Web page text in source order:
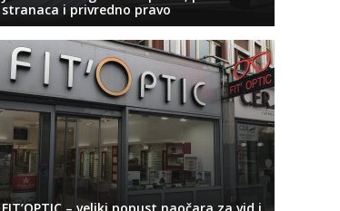
stranaca i privredno pravo